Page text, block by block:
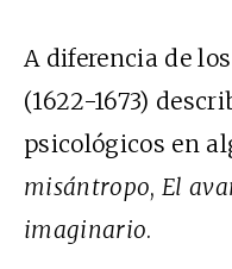
A diferencia de
(1622-1673)
psicológicos en
misántropo,El
imaginario.